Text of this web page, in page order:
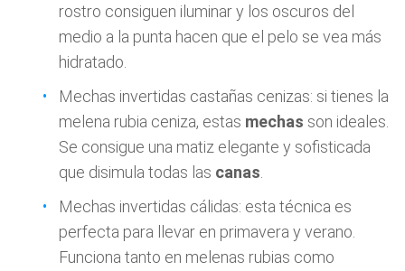
rostro consiguen iluminar y los oscuros del
medio a la punta hacen que el pelo se vea más
hidratado.
Mechas invertidas castañas cenizas: si tienes la
melena rubia ceniza, estas mechas son ideales.
Se consigue una matiz elegante y sofisticada
que disimula todas las canas
Mechas invertidas cálidas: esta técnica es
perfecta para llevar en primavera y verano.
Funciona tanto en melenas rubias como